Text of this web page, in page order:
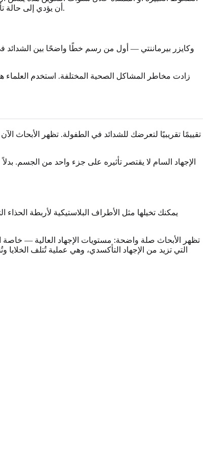
أن يؤدي إلى حالة تأهب مزمنة، ذات تأثيرات واسعة على الصحة الجسدية والعقلية. هكذا تتحول التجارب إلى بيولوجيا، محوِّلة ما حدث لك إلى طريقة عمل جسمك اليوم.
تظهر الأبحاث صلة واضحة: مستويات الإجهاد العالية —
التي تزيد من الإجهاد التأكسدي، وهي عملية تُتلف